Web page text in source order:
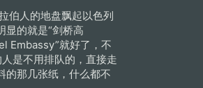
伯人的地盘飘起以色列
显的就是“剑桥高
Embassy”就好了，不
是不用排队的，直接走
的那几张纸，什么都不